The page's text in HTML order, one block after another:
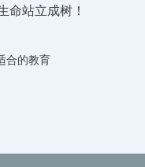
命站立成树！
合的教育